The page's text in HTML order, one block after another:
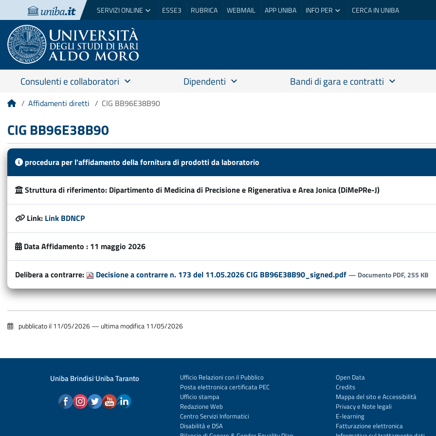
SERVIZI ONLINE ESSE3 RUBRICA WEBMAIL APP UNIBA INFO PER CERCA IN UNIBA
Consulenti e collaboratori Dipendenti Bandi di gara e contratti
HomeAffidamenti diretti CIG BB96E38B90
CIG BB96E38B90
procedura per l'affidamento della fornitura di prodotti da laboratorio
Struttura di riferimento: Dipartimento di Medicina di Precisione e Rigenerativa e Area Jonica (DiMePRe-J)
Link: Link BDNCP
Data Affidamento : 11 maggio 2026
Delibera a contrarre: Decisione a contrarre n. 173 del 11.05.2026 CIG BB96E38B90_signed.pdf — Documento PDF, 255 KB
pubblicato il11/05/2026— ultima modifica11/05/2026
Uniba Brindisi·Uniba Taranto
Ufficio Relazioni con il Pubblico
Posta elettronica certificata PEC
Ufficio stampa
Redazione Web
Centro Servizi Informatici
Disabilità e DSA
Open Data
Credits
Mappa del sitoe Accessibilità
Privacye Note legali
E-learning
Fatturazione elettronica